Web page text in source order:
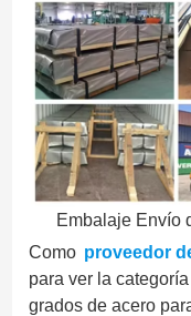
Embalaje Envío
Como proveedor
para ver la
grados de acero